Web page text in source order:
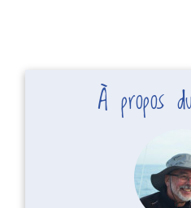
À propos